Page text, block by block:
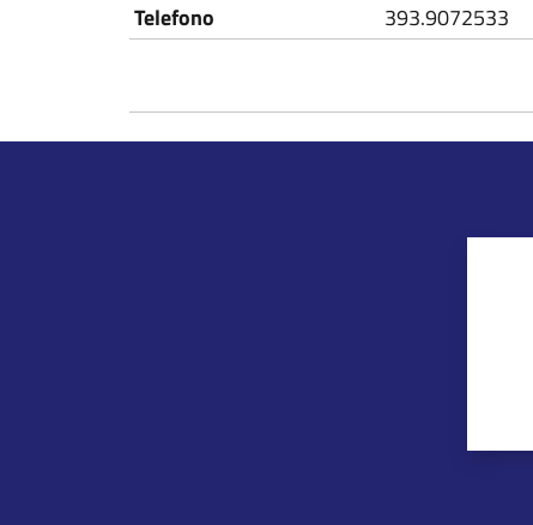
Telefono
393.9072533